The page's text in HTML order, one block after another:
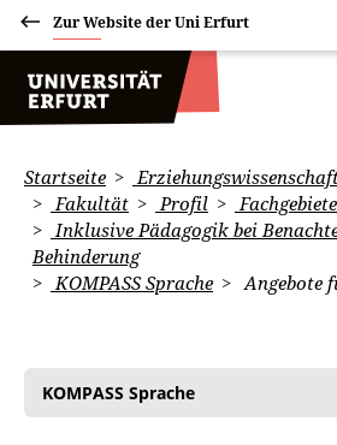
Zur Website der Uni Erfurt
Startseite
Fakultät
Profil
Inklusive Pädagogik bei
Behinderung
KOMPASS Sprache
Angebote
KOMPASS Sprache